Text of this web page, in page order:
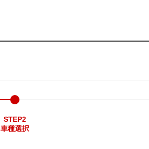
STEP2
車種選択